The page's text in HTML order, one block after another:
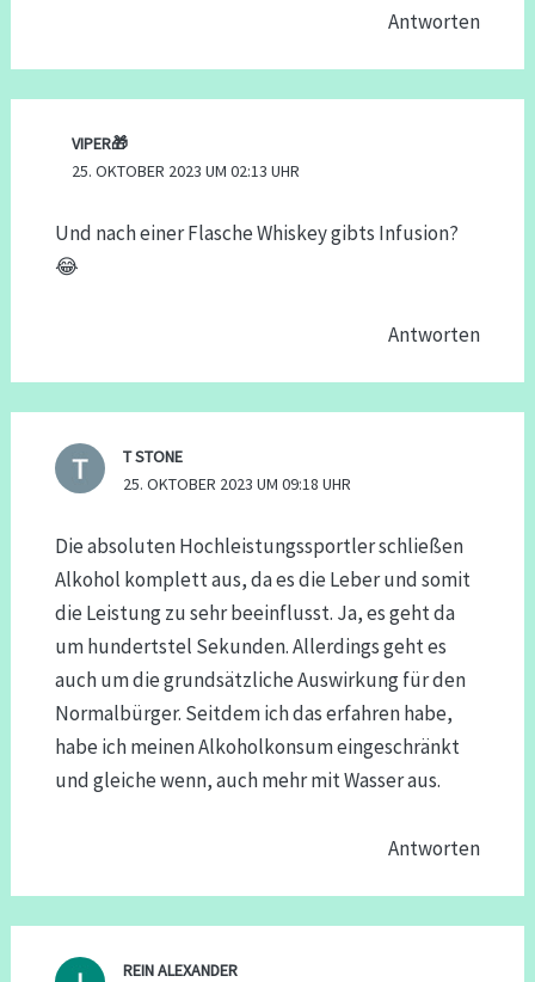
Antworten
VIPER🎁
25. OKTOBER 2023 UM 02:13 UHR
Und nach einer Flasche Whiskey gibts Infusion?
😂
Antworten
T STONE
25. OKTOBER 2023 UM 09:18 UHR
Die absoluten Hochleistungssportler schließen
Alkohol komplett aus, da es die Leber und somit
die Leistung zu sehr beeinflusst. Ja, es geht da
um hundertstel Sekunden. Allerdings geht es
auch um die grundsätzliche Auswirkung für den
Normalbürger. Seitdem ich das erfahren habe,
habe ich meinen Alkoholkonsum eingeschränkt
und gleiche wenn, auch mehr mit Wasser aus.
Antworten
REIN ALEXANDER